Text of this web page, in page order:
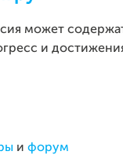
может
и
и форум